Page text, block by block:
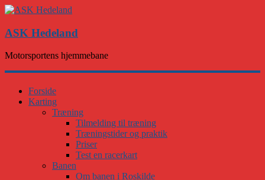
ASK Hedeland
Motorsportens hjemmebane
Forside
Karting
Træning
Tilmelding til træning
Træningstider og praktik
Priser
Test en racerkart
Banen
Om banen i Roskilde